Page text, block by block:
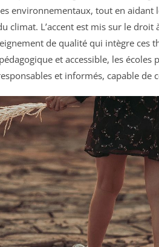
environnementaux, tout en aidant
climat. L’accent est mis sur le droit
de qualité qui intègre ces
et accessible, les
et informés, capable de